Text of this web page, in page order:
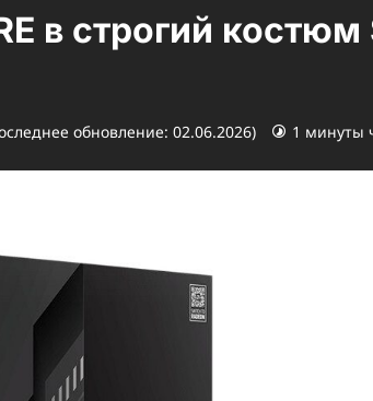
в строгий
обновление: 02.06.2026) 1 минуты